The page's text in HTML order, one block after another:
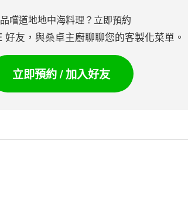
嚐道地地中海料理？立即預約
好友，與桑卓主廚聊聊您的客製化菜單。
立即預約 / 加入好友